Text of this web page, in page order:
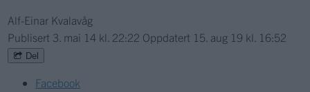
Alf-Einar Kvalavåg
Publisert 3. mai 14 kl. 22:22 Oppdatert 15. aug 19 kl. 16:52
Del
Facebook